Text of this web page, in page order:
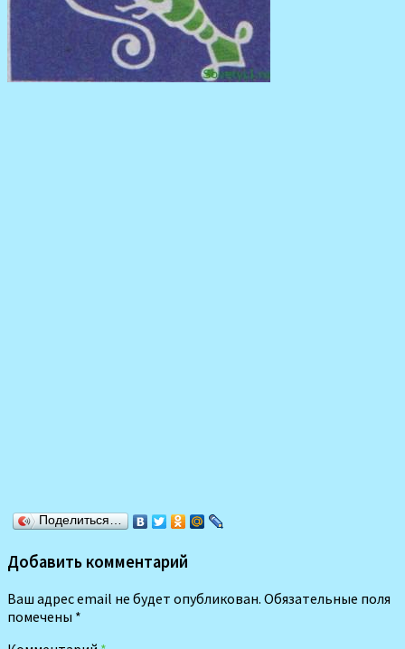
Поделиться…
Добавить комментарий
Ваш адрес email не будет опубликован. Обязательные поля
помечены *